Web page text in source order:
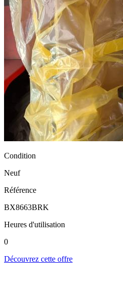
Condition
Neuf
Référence
BX8663BRK
Heures d'utilisation
0
Découvrez cette offre